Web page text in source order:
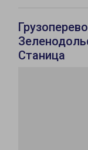
Станица